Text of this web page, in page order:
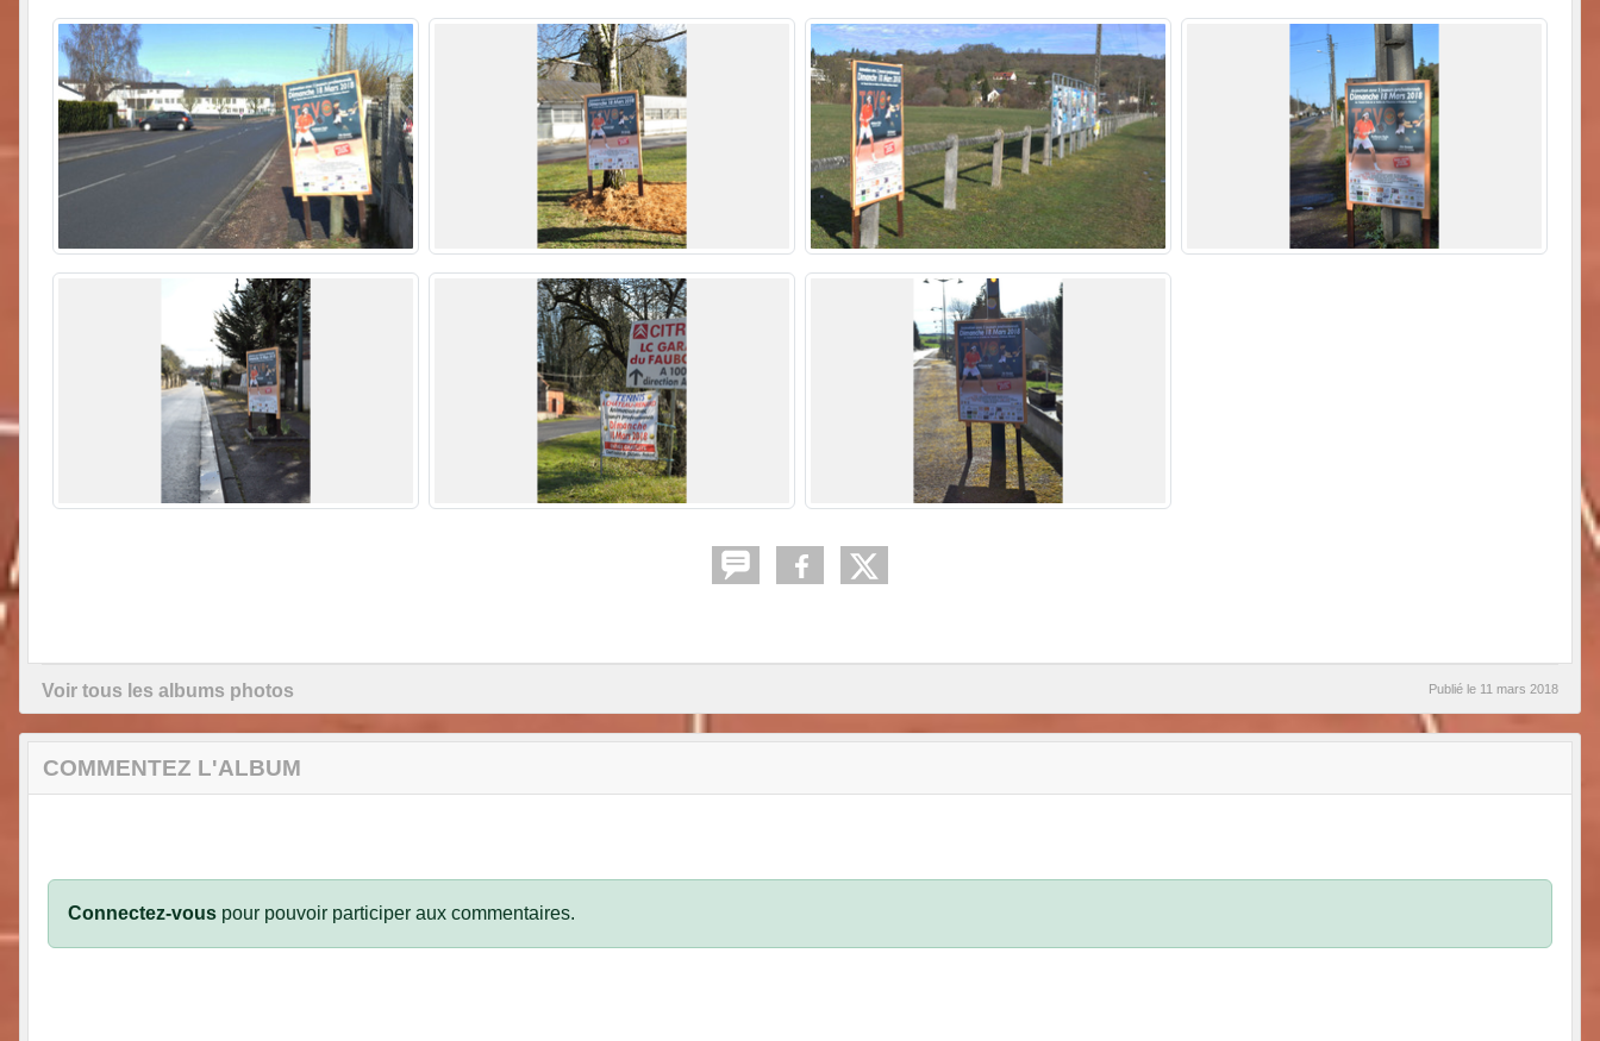
Voir tous les albums photos Publié le 11 mars 2018
COMMENTEZ L'ALBUM
Connectez-vous pour pouvoir participer aux commentaires.